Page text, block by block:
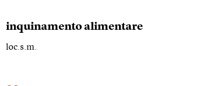
inquinamento alimentare
loc.s.m.